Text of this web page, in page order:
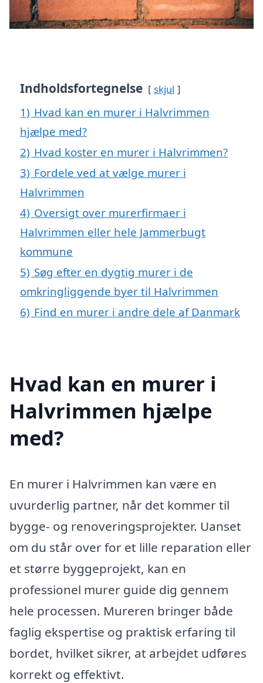
Indholdsfortegnelse skjul
1) Hvad kan en murer i Halvrimmen
hjælpe med?
2) Hvad koster en murer i Halvrimmen?
3) Fordele ved at vælge murer i
Halvrimmen
4) Oversigt over murerfirmaer i
Halvrimmen eller hele Jammerbugt
kommune
5) Søg efter en dygtig murer i de
omkringliggende byer til Halvrimmen
6) Find en murer i andre dele af Danmark
Hvad kan en murer i
Halvrimmen hjælpe
med?
En murer i Halvrimmen kan være en
uvurderlig partner, når det kommer til
bygge- og renoveringsprojekter. Uanset
om du står over for et lille reparation eller
et større byggeprojekt, kan en
professionel murer guide dig gennem
hele processen. Mureren bringer både
faglig ekspertise og praktisk erfaring til
bordet, hvilket sikrer, at arbejdet udføres
korrekt og effektivt.